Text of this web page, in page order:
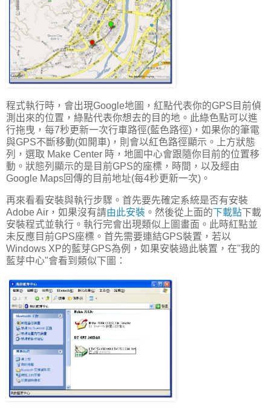
程式執行時，會出現Google地圖，紅點代表你的GPS目前偵
測出來的位置，綠點代表你想去的目的地。此綠色點可以進
行拖曳，每7秒更新一次行車路徑(藍色路徑)，如果你的筆電
與GPS不斷移動(如開車)，則會以紅色路徑顯示。上方狀態
列，選取 Make Center 時，地圖中心會跟隨你目前的位置移
動。狀態列顯示的是目前GPS的座標，時間，以及經由
Google Maps回傳的目前地址(每4秒更新一次)。
再來看看安裝與執行步驟。首先要先確定系統是否有安裝
Adobe Air，如果沒有請由此安裝 。然後從上面的下載點下載
安裝程式並執行。執行完會出現類似上圖畫面。此時紅點並
未反應目前GPS座標。首先需要連結GPS裝置，若以
Windows XP的藍芽GPS為例，如果安裝過此裝置，在"我的
藍芽中心"會看到類似下圖：